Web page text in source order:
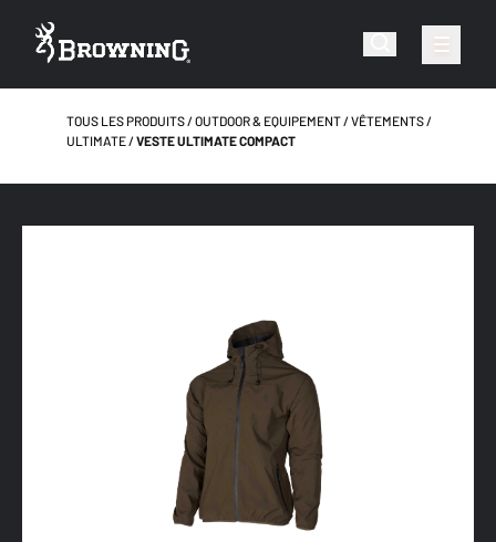
TOUS LES PRODUITS OUTDOOR & EQUIPEMENT
VÊTEMENTS
ULTIMATE
VESTE ULTIMATE COMPACT